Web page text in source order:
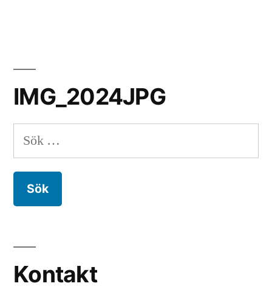
IMG_2024JPG
Sök
efter:
Kontakt